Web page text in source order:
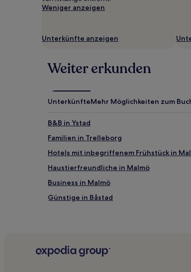
Preise
können
sich
Es
können
Bedingungen
gelten.
Weniger anzeigen
Unterkünfte anzeigen
Weiter erkunden
UnterkünfteMehr Möglichkeiten zum
B&B in Ystad
Familien in Trelleborg
Hotels mit inbegriffenem Frühstück in
Haustierfreundliche in Malmö
Business in Malmö
Günstige in Båstad
Hotels mit Parkplatz in Kristianstad